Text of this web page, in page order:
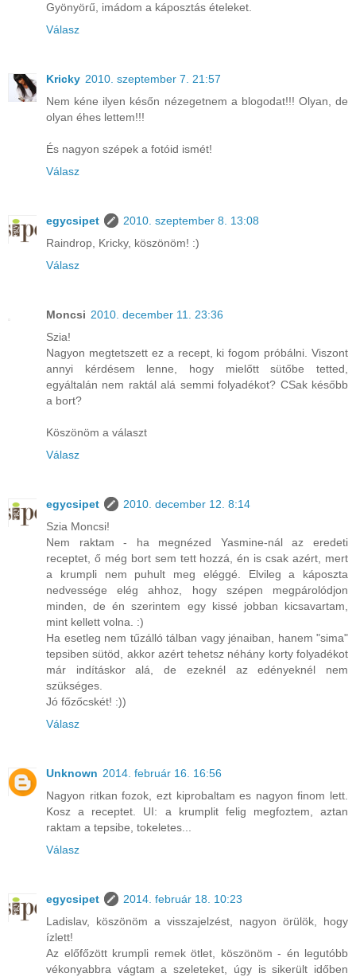
Gyönyörű, imádom a káposztás ételeket.
Válasz
Kricky 2010. szeptember 7. 21:57
Nem kéne ilyen későn nézegetnem a blogodat!!! Olyan, de
olyan éhes lettem!!!
És nagyon szépek a fotóid ismét!
Válasz
egycsipet
2010. szeptember 8. 13:08
Raindrop, Kricky, köszönöm! :)
Válasz
Moncsi 2010. december 11. 23:36
Szia!
Nagyon megtetszett ez a recept, ki fogom próbálni. Viszont
annyi kérdésem lenne, hogy mielőtt sütőbe tetted,
egyáltalán nem raktál alá semmi folyadékot? CSak később
a bort?
Köszönöm a választ
Válasz
egycsipet
2010. december 12. 8:14
Szia Moncsi!
Nem raktam - ha megnézed Yasmine-nál az eredeti
receptet, ő még bort sem tett hozzá, én is csak azért, mert
a krumpli nem puhult meg eléggé. Elvileg a káposzta
nedvessége elég ahhoz, hogy szépen megpárolódjon
minden, de én szerintem egy kissé jobban kicsavartam,
mint kellett volna. :)
Ha esetleg nem tűzálló tálban vagy jénaiban, hanem "sima"
tepsiben sütöd, akkor azért tehetsz néhány korty folyadékot
már indításkor alá, de ezeknél az edényeknél nem
szükséges.
Jó főzőcskét! :))
Válasz
Unknown 2014. február 16. 16:56
Nagyon ritkan fozok, ezt kiprobaltam es nagyon finom lett.
Kosz a receptet. UI: a krumplit felig megfoztem, aztan
raktam a tepsibe, tokeletes...
Válasz
egycsipet
2014. február 18. 10:23
Ladislav, köszönöm a visszajelzést, nagyon örülök, hogy
ízlett!
Az előfőzött krumpli remek ötlet, köszönöm - én legutóbb
vékonyabbra vágtam a szeleteket, úgy is sikerült időben